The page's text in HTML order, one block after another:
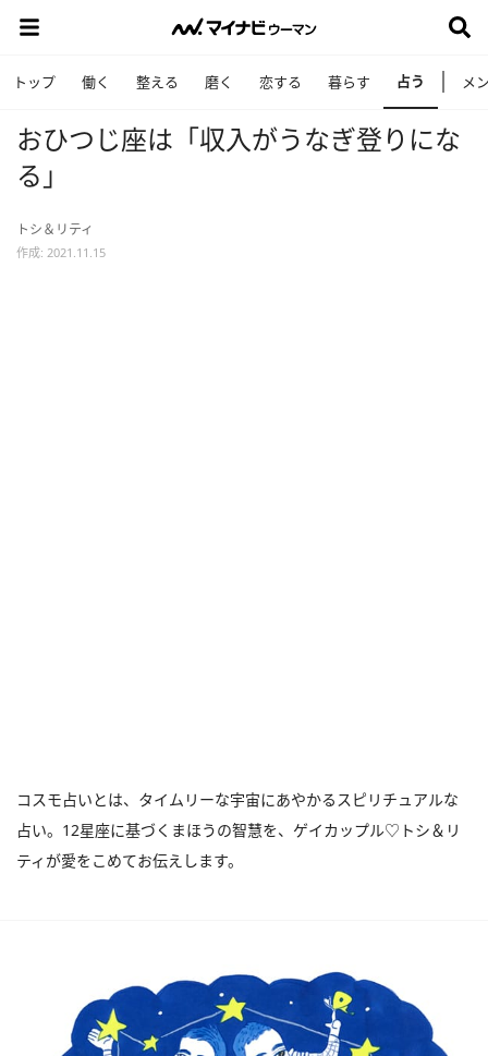
トップ 働く 整える 磨く 恋する 暮らす 占う メ
おひつじ座は「収入がうなぎ登りにな
る」
トシ＆リティ
作成: 2021.11.15
コスモ占いとは、タイムリーな宇宙にあやかるスピリチュアルな
占い。12星座に基づくまほうの智慧を、ゲイカップル♡トシ＆リ
ティが愛をこめてお伝えします。